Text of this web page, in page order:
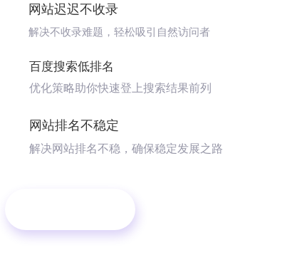
网站迟迟不收录
解决不收录难题，轻松吸引自然访问者
百度搜索低排名
优化策略助你快速登上搜索结果前列
网站排名不稳定
解决网站排名不稳，确保稳定发展之路